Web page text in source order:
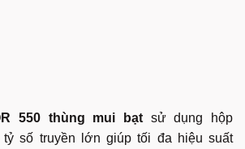
550 thùng mui bạtsử dụng hộp
số truyền lớn giúp tối đa hiệu suất